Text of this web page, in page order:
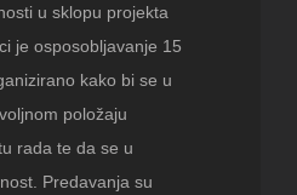
u sklopu projekta
je osposobljavanje 15
kako bi se u
položaju
rada te da se u
Predavanja su